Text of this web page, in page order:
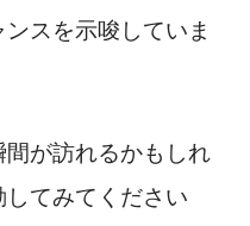
スを示唆していま
が訪れるかもしれ
してみてください